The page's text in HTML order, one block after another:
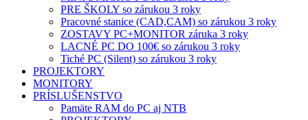
PRE ŠKOLY so zárukou 3 roky
Pracovné stanice (CAD,CAM) so zárukou 3 roky
ZOSTAVY PC+MONITOR záruka 3 roky
LACNÉ PC DO 100€ so zárukou 3 roky
Tiché PC (Silent) so zárukou 3 roky
PROJEKTORY
MONITORY
PRÍSLUŠENSTVO
Pamäte RAM do PC aj NTB